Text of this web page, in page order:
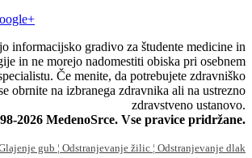
informacijsko gradivo za študente medicine in
in ne morejo nadomestiti obiska pri osebnem
Če menite, da potrebujete zdravniško
obrnite na izbranega zdravnika ali na ustrezno
zdravstveno ustanovo.
2026 MedenoSrce. Vse pravice pridržane.
gub ¦ Odstranjevanje žilic ¦ Odstranjevanje dlak